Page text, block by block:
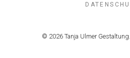
© 2026 Tanja Ulmer